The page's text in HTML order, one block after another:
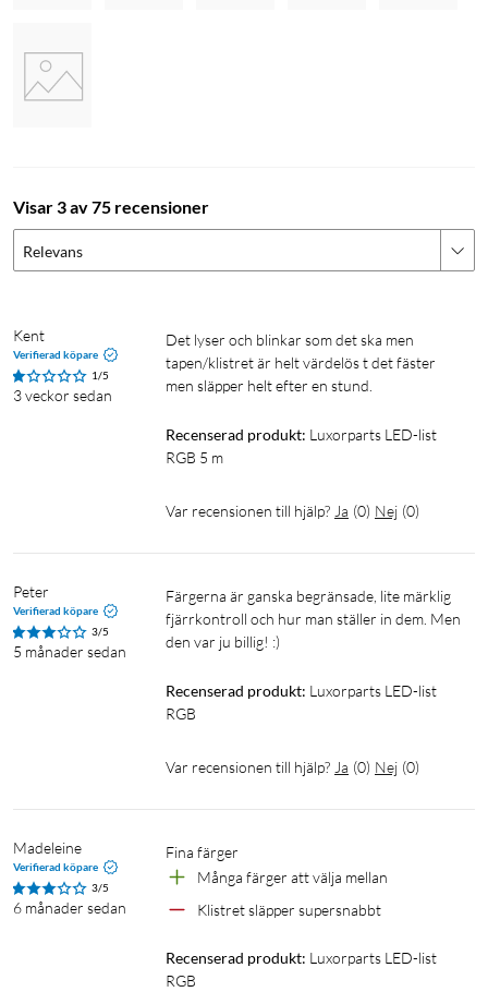
Visar 3 av 75 recensioner
Relevans
Kent
Verifierad köpare
1/5
3 veckor sedan
Det lyser och blinkar som det ska men
tapen/klistret är helt värdelös t det fäster
men släpper helt efter en stund.
Recenserad produkt: Luxorparts LED-list
RGB 5 m
Var recensionen till hjälp? Ja (0) Nej (0)
Peter
Verifierad köpare
3/5
5 månader sedan
Färgerna är ganska begränsade, lite märklig
fjärrkontroll och hur man ställer in dem. Men
den var ju billig! :)
Recenserad produkt: Luxorparts LED-list
RGB
Var recensionen till hjälp? Ja (0) Nej (0)
Madeleine
Verifierad köpare
3/5
6 månader sedan
Fina färger
Många färger att välja mellan
Klistret släpper supersnabbt
Recenserad produkt: Luxorparts LED-list
RGB